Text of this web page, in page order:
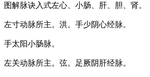
图解脉诀入式左心、小肠、肝、胆、肾。
左寸动脉所主。洪。手少阴心经脉。
手太阳小肠脉。
左关动脉所主。弦。足厥阴肝经脉。